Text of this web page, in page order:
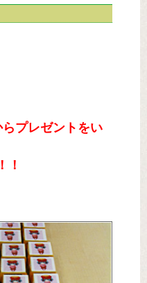
らプレゼントをい
！